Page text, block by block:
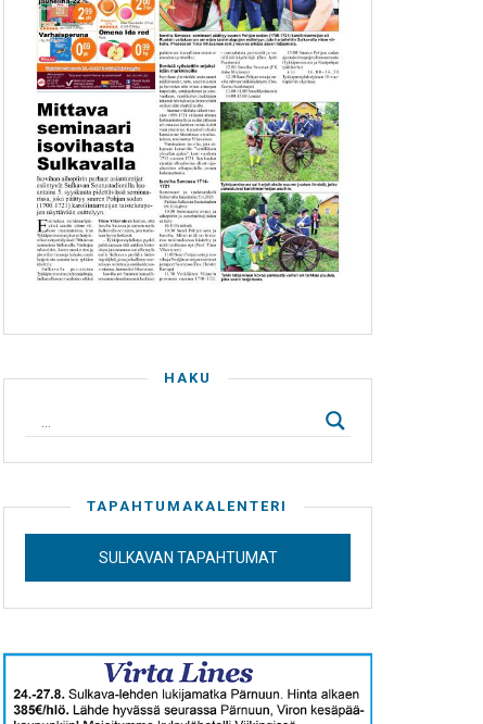
HAKU
TAPAHTUMAKALENTERI
SULKAVAN TAPAHTUMAT